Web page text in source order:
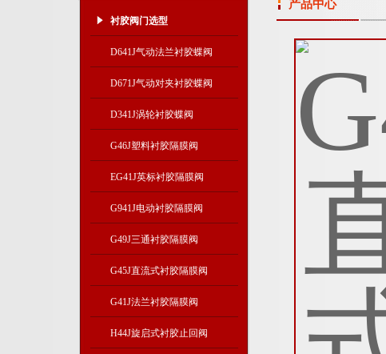
衬胶阀门选型
D641J气动法兰衬胶蝶阀
D671J气动对夹衬胶蝶阀
D341J涡轮衬胶蝶阀
G46J塑料衬胶隔膜阀
EG41J英标衬胶隔膜阀
G941J电动衬胶隔膜阀
G49J三通衬胶隔膜阀
G45J直流式衬胶隔膜阀
G41J法兰衬胶隔膜阀
H44J旋启式衬胶止回阀
产品中心